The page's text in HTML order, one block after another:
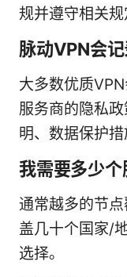
规并遵守相关规
脉动VPN会记
大多数优质
服务商的隐私
明、数据保护措
我需要多少个
通常越多的节
盖几十个国家/
选择。